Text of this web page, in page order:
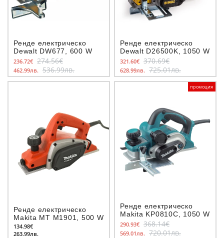
Ренде електрическо
Dewalt DW677, 600 W
236.72€ 274.56€
462.99лв. 536.99лв.
Ренде електрическо
Dewalt D26500K, 1050 W
321.60€ 370.69€
628.99лв. 725.01лв.
Ренде електрическо
Makita MT M1901, 500 W
134.98€
263.99лв.
промоция
Ренде електрическо
Makita KP0810C, 1050 W
290.93€ 368.14€
569.01лв. 720.01лв.